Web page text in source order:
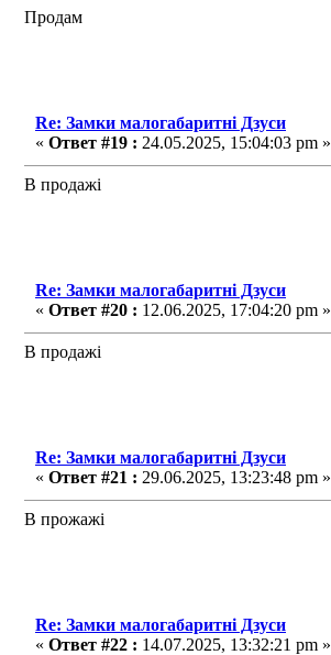
Продам
Re: Замки малогабаритні Дзуси
« Ответ #19 : 24.05.2025, 15:04:03 pm »
В продажі
Re: Замки малогабаритні Дзуси
« Ответ #20 : 12.06.2025, 17:04:20 pm »
В продажі
Re: Замки малогабаритні Дзуси
« Ответ #21 : 29.06.2025, 13:23:48 pm »
В прожажі
Re: Замки малогабаритні Дзуси
« Ответ #22 : 14.07.2025, 13:32:21 pm »